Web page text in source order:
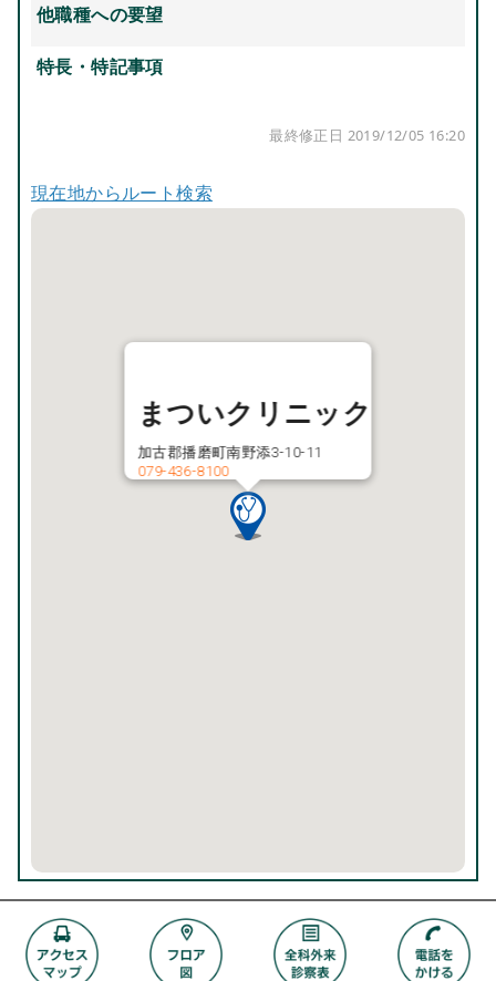
他職種への要望
特長・特記事項
最終修正日 2019/12/05 16:20
現在地からルート検索
まついクリニック
加古郡播磨町南野添3-10-11
079-436-8100